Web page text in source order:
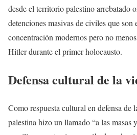
desde el territorio palestino arrebatado
detenciones masivas de civiles que son
concentración modernos pero no
Hitler durante el primer holocausto.
Defensa cultural de la
Como respuesta cultural en defensa de
palestina hizo un llamado “a las masas